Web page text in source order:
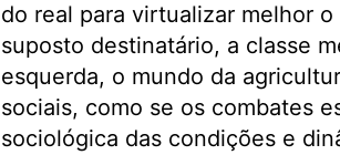
do real para virtualizar melhor
suposto destinatário, a classe
esquerda, o mundo da
sociais, como se os combates
sociológica das condições e